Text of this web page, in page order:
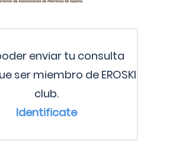
enviar tu consulta
ser miembro de EROSKI
club.
Identificate